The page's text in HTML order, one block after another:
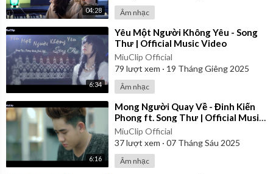
04:28 Âm nhạc
6:34
⁣Yêu Một Người Không Yêu - Song
Thư | Official Music Video
MiuClip Official
79 lượt xem · 19 Tháng Giêng 2025
Âm nhạc
6:16
⁣Mong Người Quay Về - Đinh Kiến
Phong ft. Song Thư | Official Music
Video
MiuClip Official
37lượt xem · 07 Tháng Sáu 2025
Âm nhạc